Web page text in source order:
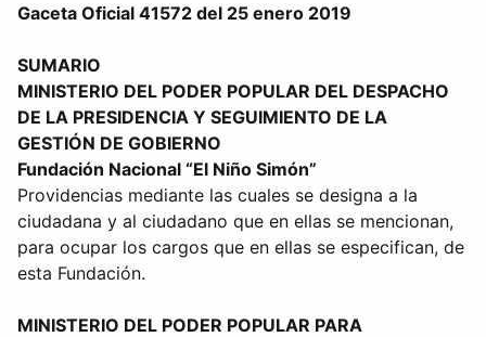
Gaceta Oficial 41572 del 25 enero 2019
SUMARIO
MINISTERIO DEL PODER POPULAR DEL DESPACHO
DE LA PRESIDENCIA Y SEGUIMIENTO DE LA
GESTIÓN DE GOBIERNO
Fundación Nacional “El Niño Simón”
Providencias mediante las cuales se designa a la
ciudadana y al ciudadano que en ellas se mencionan,
para ocupar los cargos que en ellas se especifican, de
esta Fundación.
MINISTERIO DEL PODER POPULAR PARA